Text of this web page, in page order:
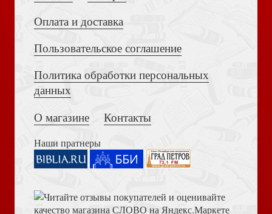
Зайчик М. Холодный вечер в Иерусалиме
Достоевский Ф.М. Сила и правда России (2024)
е изд., перераб., и доп., синий бумвинил)
Оплата и доставка
Пользовательское соглашение
Политика обработки персональных
данных
О магазине
Контакты
Наши пратнеры